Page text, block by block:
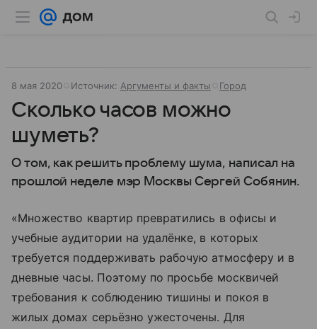
8 мая 2020 Источник: Аргументы и факты Город
Сколько часов можно
шуметь?
О том, как решить проб­лему шума, написал на
прошлой неделе мэр Москвы Сергей Собянин.
«Множество квартир превратились в офисы и
учебные аудитории на удалёнке, в которых
требуется поддер­живать рабочую атмосферу и в
дневные часы. Поэтому по просьбе москвичей
требования к соблюдению тишины и покоя в
жилых домах серьёзно ужесточены. Для